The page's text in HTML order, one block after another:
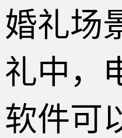
婚礼场
礼中，
软件可